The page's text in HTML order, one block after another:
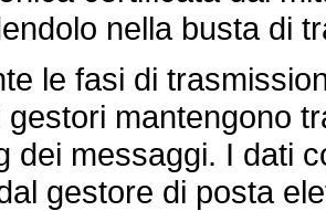
nella busta di
le fasi di
gestori mantengono
dei messaggi. I dati
gestore di posta